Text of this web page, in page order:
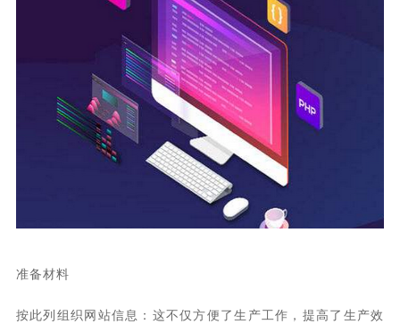
准备材料
按此列组织网站信息：这不仅方便了生产工作，提高了生产效